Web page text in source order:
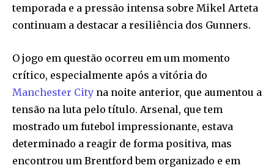
temporada e a pressão intensa sobre Mikel Arteta
continuam a destacar a resiliência dos Gunners.
O jogo em questão ocorreu em um momento
crítico, especialmente após a vitória do
Manchester City na noite anterior, que aumentou a
tensão na luta pelo título. Arsenal, que tem
mostrado um futebol impressionante, estava
determinado a reagir de forma positiva, mas
encontrou um Brentford bem organizado e em